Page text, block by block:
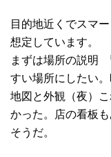
目的地近くでスマ
想定しています。
まずは場所の説明
すい場所にしたい
地図と外観（夜）
かった。店の看板
そうだ。